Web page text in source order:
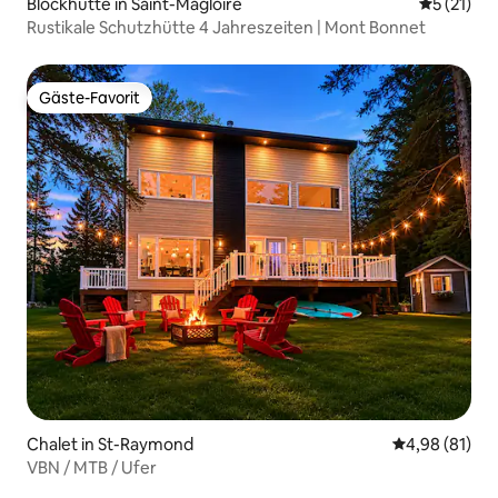
Rustikale Schutzhütte 4 Jahreszeiten | Mont Bonnet
Gäste-Favorit
Gäste-Favorit
Chalet in St-Raymond
4,98 (81)
VBN / MTB / Ufer